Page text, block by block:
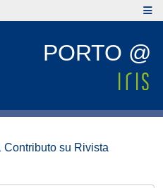
PORTO @
Contributo su Rivista